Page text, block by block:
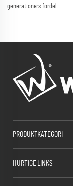
generationers fordel.
PRODUKTKATEGORI
HURTIGE LINKS